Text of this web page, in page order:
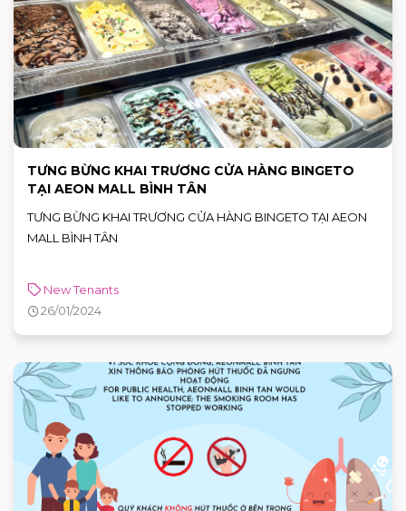
TƯNG BỪNG KHAI TRƯƠNG CỬA HÀNG BINGETO
TẠI AEON MALL BÌNH TÂN
TƯNG BỪNG KHAI TRƯƠNG CỬA HÀNG BINGETO TẠI AEON
MALL BÌNH TÂN
New Tenants
26/01/2024